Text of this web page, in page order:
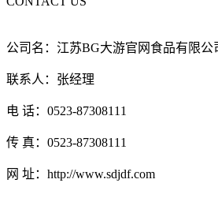
公司名：江苏BG大游官网食品有限公
联系人：张经理
电 话：0523-87308111
传 真：0523-87308111
网 址：http://www.sdjdf.com